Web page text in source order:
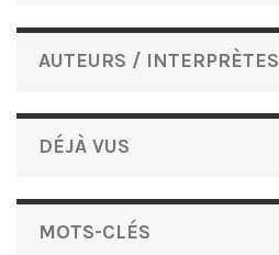
AUTEURS / INTERPRÈTES
DÉJÀ VUS
MOTS-CLÉS